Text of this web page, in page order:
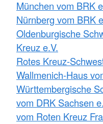
München vom BRK
Nürnberg vom BRK
Oldenburgische
Kreuz e.V.
Rotes Kreuz-
Wallmenich-Haus
Württembergische
vom DRK Sachsen
vom Roten Kreuz